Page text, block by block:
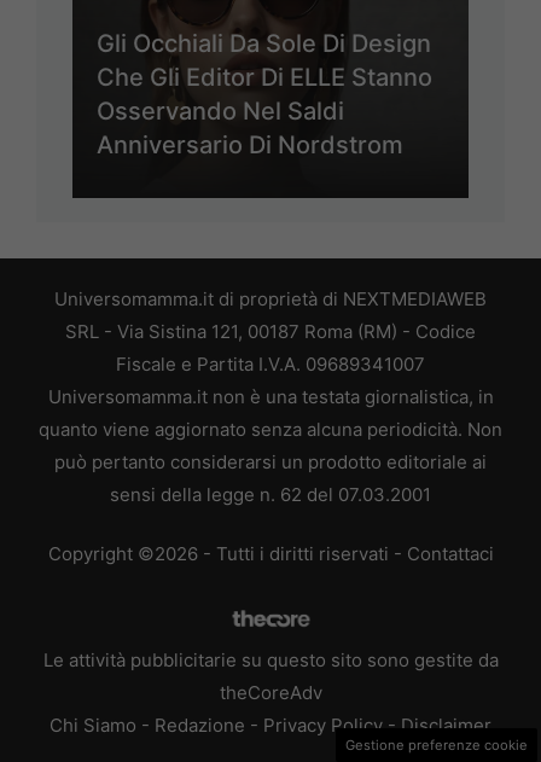
Gli Occhiali Da Sole Di Design
Che Gli Editor Di ELLE Stanno
Osservando Nel Saldi
Anniversario Di Nordstrom
Universomamma.it di proprietà di NEXTMEDIAWEB
SRL - Via Sistina 121, 00187 Roma (RM) - Codice
Fiscale e Partita I.V.A. 09689341007
Universomamma.it non è una testata giornalistica, in
quanto viene aggiornato senza alcuna periodicità. Non
può pertanto considerarsi un prodotto editoriale ai
sensi della legge n. 62 del 07.03.2001
Copyright ©2026 - Tutti i diritti riservati - Contattaci
Le attività pubblicitarie su questo sito sono gestite da
theCoreAdv
Chi Siamo - Redazione - Privacy Policy - Disclaimer
Gestione preferenze cookie